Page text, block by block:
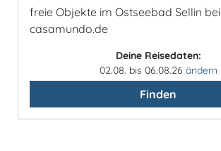
freie Objekte im Ostseebad Sellin bei
casamundo.de
Deine Reisedaten:
02.08. bis 06.08.26 ändern
Finden